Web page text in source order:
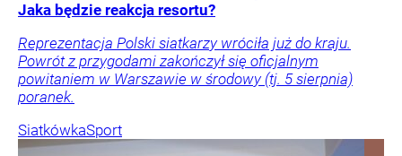
Jaka będzie reakcja resortu?
Reprezentacja Polski siatkarzy wróciła już do kraju.
Powrót z przygodami zakończył się oficjalnym
powitaniem w Warszawie w środowy (tj. 5 sierpnia)
poranek.
SiatkówkaSport